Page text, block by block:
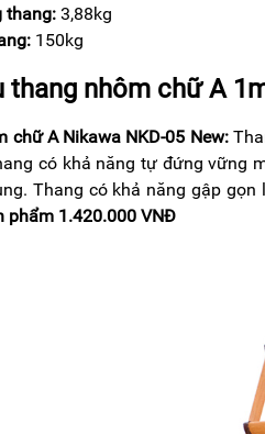
thang: 3,88kg
150kg
thang nhôm chữ A
chữ A Nikawa NKD-05 New:
có khả năng tự đứng vững
Thang có khả năng gập
phẩm 1.420.000 VNĐ